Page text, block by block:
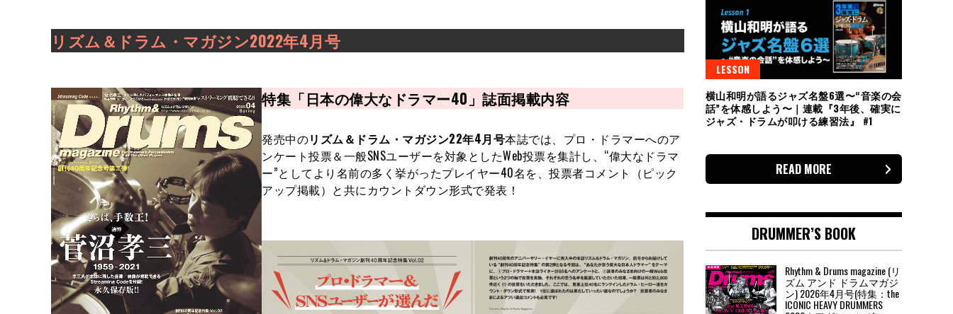
リズム＆ドラム・マガジン2022年4月号
特集「日本の偉大なドラマー40」誌面掲載内容
発売中のリズム＆ドラム・マガジン22年4月号本誌では、プロ・ドラマーへのア
ンケート投票＆一般SNSユーザーを対象としたWeb投票を集計し、“偉大なドラマ
ー”としてより名前の多く挙がったプレイヤー40名を、投票者コメント（ピック
アップ掲載）と共にカウントダウン形式で発表！
LESSON
横山和明が語るジャズ名盤6選〜“音楽の会
話”を体感しよう〜｜連載『3年後、確実に
ジャズ・ドラムが叩ける練習法』 #1
READ MORE
DRUMMER’S BOOK
Rhythm & Drums magazine (リ
ズム アンド ドラムマガジ
ン) 2026年4月号(特集：the
ICONIC HEAVY DRUMMERS